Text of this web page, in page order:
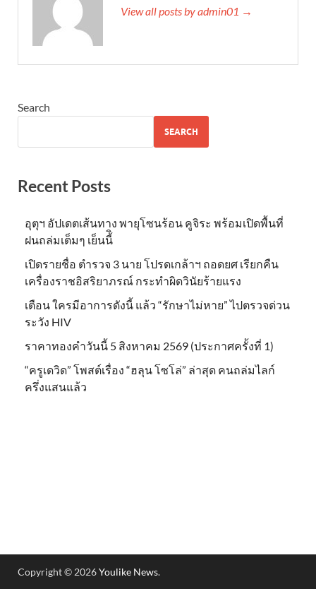
View all posts by admin01 →
Search
SEARCH
Recent Posts
อุตุฯ อัปเดตเส้นทาง พายุโซนร้อน คูจิระ พร้อมเปิดพื้นที่
ฝนถล่มเต็มๆ เย็นนี้ิ
เปิดรายชื่อ ตำรวจ 3 นาย โปรดเกล้าฯ ถอดยศ เรียกคืน
เครื่องราชอิสริยาภรณ์ กระทำผิดวินัยร้ายแรง
เตือน ใครมีอาการดังนี้ แล้ว “รักษาไม่หาย” ไปตรวจด่วน
ระวัง HIV
ราคาทองคำวันนี้ 5 สิงหาคม 2569 (ประกาศครั้งที่ 1)
“ครูเดวิด” โพสต์เรื่อง “ฮลุน โซโล่” ล่าสุด คนถล่มไลก์
ครึ่งแสนแล้ว
Copyright © 2026Youlike News.